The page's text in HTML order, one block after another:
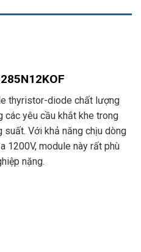
thyristor-diode chất lượng
yêu cầu khắt khe trong
Với khả năng chịu dòng
1200V, module này rất phù
nặng.